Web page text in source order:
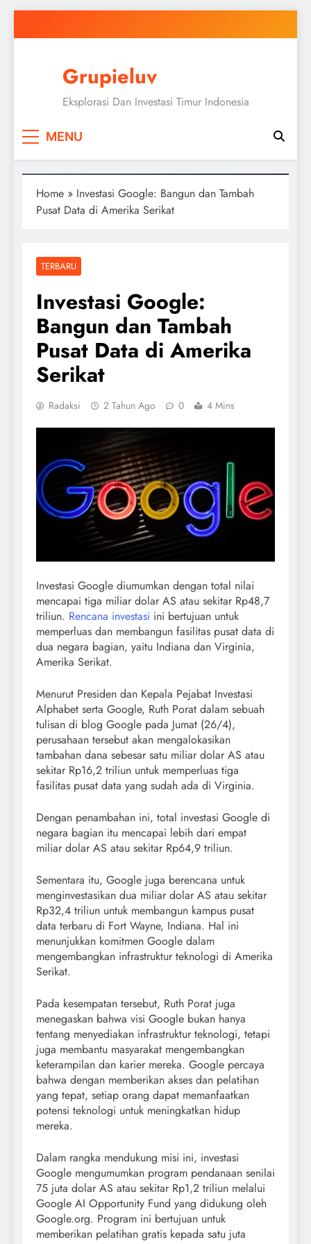
to
Grupieluv
Eksplorasi Dan Investasi Timur Indonesia
MENU
Home » Investasi Google: Bangun dan Tambah
Pusat Data di Amerika Serikat
TERBARU
Investasi Google:
Bangun dan Tambah
Pusat Data di Amerika
Serikat
Radaksi 2 Tahun Ago 0 4 Mins
Investasi Google diumumkan dengan total nilai
mencapai tiga miliar dolar AS atau sekitar Rp48,7
triliun. Rencana investasi ini bertujuan untuk
memperluas dan membangun fasilitas pusat data di
dua negara bagian, yaitu Indiana dan Virginia,
Amerika Serikat.
Menurut Presiden dan Kepala Pejabat Investasi
Alphabet serta Google, Ruth Porat dalam sebuah
tulisan di blog Google pada Jumat (26/4),
perusahaan tersebut akan mengalokasikan
tambahan dana sebesar satu miliar dolar AS atau
sekitar Rp16,2 triliun untuk memperluas tiga
fasilitas pusat data yang sudah ada di Virginia.
Dengan penambahan ini, total investasi Google di
negara bagian itu mencapai lebih dari empat
miliar dolar AS atau sekitar Rp64,9 triliun.
Sementara itu, Google juga berencana untuk
menginvestasikan dua miliar dolar AS atau sekitar
Rp32,4 triliun untuk membangun kampus pusat
data terbaru di Fort Wayne, Indiana. Hal ini
menunjukkan komitmen Google dalam
mengembangkan infrastruktur teknologi di Amerika
Serikat.
Pada kesempatan tersebut, Ruth Porat juga
menegaskan bahwa visi Google bukan hanya
tentang menyediakan infrastruktur teknologi, tetapi
juga membantu masyarakat mengembangkan
keterampilan dan karier mereka. Google percaya
bahwa dengan memberikan akses dan pelatihan
yang tepat, setiap orang dapat memanfaatkan
potensi teknologi untuk meningkatkan hidup
mereka.
Dalam rangka mendukung misi ini, investasi
Google mengumumkan program pendanaan senilai
75 juta dolar AS atau sekitar Rp1,2 triliun melalui
Google AI Opportunity Fund yang didukung oleh
Google.org. Program ini bertujuan untuk
memberikan pelatihan gratis kepada satu juta